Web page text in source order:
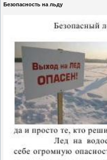
Безопасность на льду